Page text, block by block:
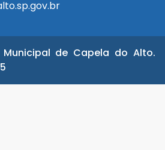
de Capela do Alto.